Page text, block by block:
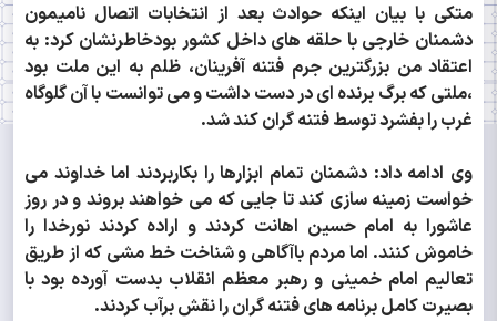
متکی با بیان اینکه حوادث بعد از انتخابات اتصال نامیمون
دشمنان خارجی با حلقه های داخل کشور بودخاطرنشان کرد: به
اعتقاد من بزرگترین جرم فتنه آفرینان، ظلم به این ملت بود
،ملتی که برگ برنده ای در دست داشت و می توانست با آن گلوگاه
غرب را بفشرد توسط فتنه گران کند شد.
وی ادامه داد: دشمنان تمام ابزارها را بکاربردند اما خداوند می
خواست زمینه سازی کند تا جایی که می خواهند بروند و در روز
عاشورا به امام حسین اهانت کردند و اراده کردند نورخدا را
خاموش کنند. اما مردم باآگاهی و شناخت خط مشی که از طریق
تعالیم امام خمینی و رهبر معظم انقلاب بدست آورده بود با
بصیرت کامل برنامه های فتنه گران را نقش برآب کردند.